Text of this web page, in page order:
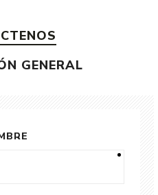
GENERAL